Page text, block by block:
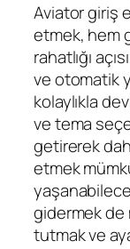
Aviator giriş
etmek, hem
rahatlığı
ve otomatik
kolaylıkla
ve tema
getirerek
etmek
gidermek de
tutmak ve